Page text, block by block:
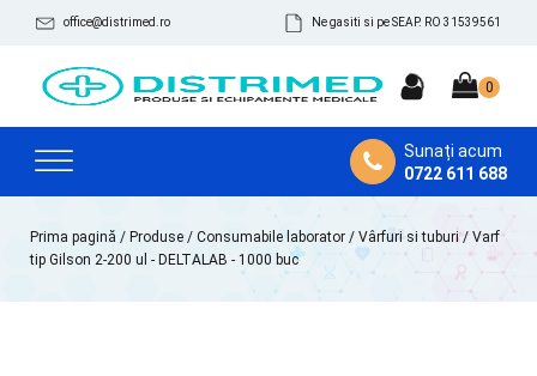
office@distrimed.ro Ne gasiti si pe SEAP. RO 31539561
Sunați acum
0722 611 688
Prima pagină / Produse / Consumabile laborator / Vârfuri si tuburi/ Varf
tip Gilson 2-200 ul - DELTALAB - 1000 buc